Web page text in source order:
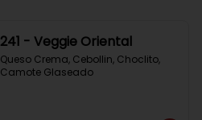
241 - Veggie Oriental
Queso Crema, Cebollin, Choclito,
Camote Glaseado